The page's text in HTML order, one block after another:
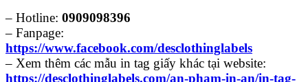
– Hotline: 0909098396
– Fanpage:
https://www.facebook.com/desclothinglabels
– Xem thêm các mẫu in tag giấy khác tại website:
https://desclothinglabels.com/an-pham-in-an/in-tag-